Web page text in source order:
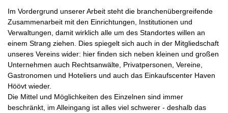
Im Vordergrund unserer Arbeit steht die branchenübergreifende
Zusammenarbeit mit den Einrichtungen, Institutionen und
Verwaltungen, damit wirklich alle um des Standortes willen an
einem Strang ziehen. Dies spiegelt sich auch in der Mitgliedschaft
unseres Vereins wider: hier finden sich neben kleinen und großen
Unternehmen auch Rechtsanwälte, Privatpersonen, Vereine,
Gastronomen und Hoteliers und auch das Einkaufscenter Haven
Höövt wieder.
Die Mittel und Möglichkeiten des Einzelnen sind immer
beschränkt, im Alleingang ist alles viel schwerer - deshalb das